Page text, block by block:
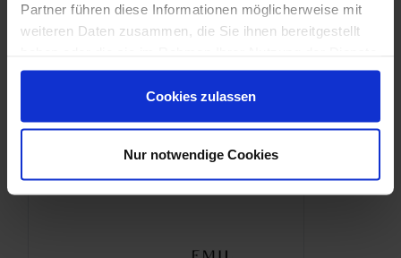
Partner führen diese Informationen möglicherweise mit
weiteren Daten zusammen, die Sie ihnen bereitgestellt
gesammelt haben.
Cookies zulassen
Nur notwendige Cookies